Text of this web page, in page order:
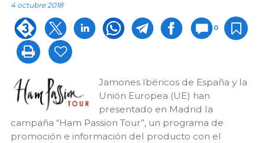
4 octubre 2018
0
Jamones Ibéricos de España y la
Unión Europea (UE) han
presentado en Madrid la
campaña “Ham Passion Tour”, un programa de
promoción e información del producto con el